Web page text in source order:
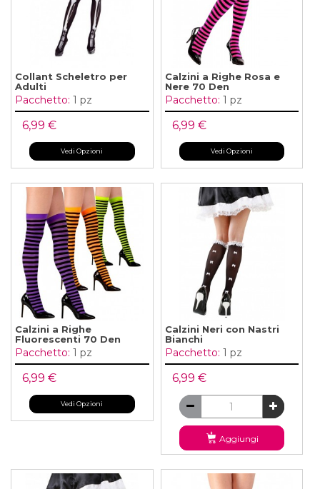
Collant Scheletro per
Adulti
Pacchetto: 1 pz
6,99 €
Vedi Opzioni
Calzini a Righe Rosa e
Nere 70 Den
Pacchetto: 1 pz
6,99 €
Vedi Opzioni
Calzini a Righe
Fluorescenti 70 Den
Pacchetto: 1 pz
6,99 €
Vedi Opzioni
Calzini Neri con Nastri
Bianchi
Pacchetto: 1 pz
6,99 €
Aggiungi